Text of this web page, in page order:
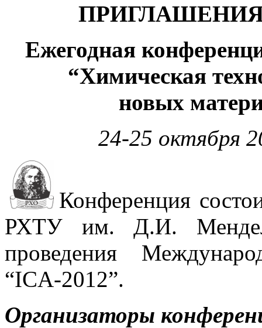
Ежегодная
“Химическая
новых
24-25 октября
Конференция
РХТУ им. Д.И.
проведения
“ICA-2012”.
Организаторы